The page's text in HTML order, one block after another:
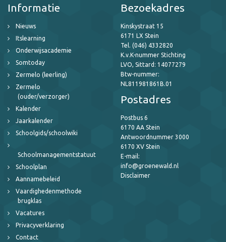
Informatie
Nieuws
Itslearning
Onderwijsacademie
Somtoday
Zermelo (leerling)
Zermelo
(ouder/verzorger)
Kalender
Jaarkalender
Schoolgids/schoolwiki
Schoolmanagementstatuut
Schoolplan
Aannamebeleid
Vaardighedenmethode
brugklas
Vacatures
Privacyverklaring
Contact
Bezoekadres
Kinskystraat 15
6171 LX Stein
Tel. (046) 4332820
K.v.K-nummer Stichting
LVO, Sittard: 14077279
Btw-nummer:
NL811981861B.01
Postadres
Postbus 6
6170 AA Stein
Antwoordnummer 3000
6170 XV Stein
E-mail:
info@groenewald.nl
Disclaimer